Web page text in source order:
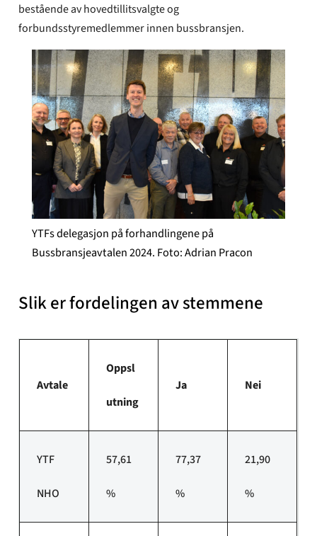
bestående av hovedtillitsvalgte og
forbundsstyremedlemmer innen bussbransjen.
YTFs delegasjon på forhandlingene på
Bussbransjeavtalen 2024. Foto: Adrian Pracon
Slik er fordelingen av stemmene
Avtale
Oppsl
utning
Ja Nei
YTF
NHO
57,61
%
77,37
%
21,90
%